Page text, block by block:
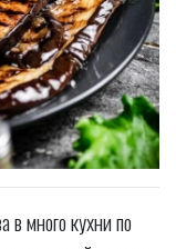
в много кухни по